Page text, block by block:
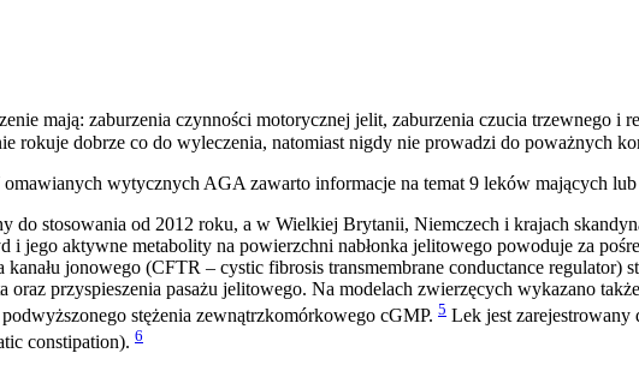
mają: zaburzenia czynności motorycznej jelit, zaburzenia czucia trzewnego i
rokuje dobrze co do wyleczenia, natomiast nigdy nie prowadzi do poważnych
wytycznych AGA zawarto informacje na temat 9 leków mających
do stosowania od 2012 roku, a w Wielkiej Brytanii, Niemczech i krajach
jego aktywne metabolity na powierzchni nabłonka jelitowego powoduje za
jonowego (CFTR – cystic fibrosis transmembrane conductance
przyspieszenia pasażu jelitowego. Na modelach zwierzęcych wykazano
stężenia zewnątrzkomórkowego cGMP. 5 Lek jest zarejestrowany
constipation). 6